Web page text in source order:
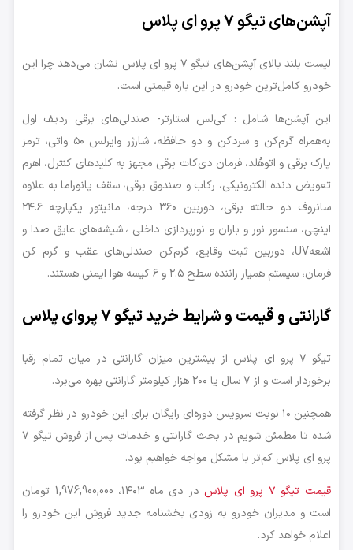
آپشن‌های تیگو ۷ پرو ای پلاس
لیست بلند بالای آپشن‌های تیگو ۷ پرو ای پلاس نشان می‌دهد چرا این
خودرو کامل‌ترین خودرو در این بازه قیمتی است.
این آپشن‌ها شامل : کی‌لس استارتر- صندلی‌های برقی ردیف اول
به‌همراه گرم‌کن و سردکن و دو حافظه، شارژر وایرلس ۵۰ واتی، ترمز
پارک برقی و اتوهُلد، فرمان دی‌کات برقی مجهز به کلیدهای کنترل، اهرم
تعویض دنده الکترونیکی، رکاب و صندوق برقی، سقف پانوراما به علاوه
سانروف دو حالته برقی، دوربین ۳۶۰ درجه، مانیتور یکپارچه ۲۴.۶
اینچی، سنسور نور و باران و نورپردازی داخلی ،.شیشه‌های عایق صدا و
اشعهUV، دوربین ثبت وقایع، گرم‌کن صندلی‌های عقب و گرم کن
فرمان، سیستم همیار راننده سطح ۲.۵ و ۶ کیسه هوا ایمنی هستند.
گارانتی و قیمت و شرایط خرید تیگو ۷ پروای پلاس
تیگو ۷ پرو ای پلاس از بیشترین میزان گارانتی در میان تمام رقبا
برخوردار است و از ۷ سال یا ۲۰۰ هزار کیلومتر گارانتی بهره می‌برد.
همچنین ۱۰ نوبت سرویس دوره‌ای رایگان برای این خودرو در نظر گرفته
شده تا مطمئن شویم در بحث گارانتی و خدمات پس از فروش تیگو ۷
پرو ای پلاس کم‌تر با مشکل مواجه خواهیم بود.
قیمت تیگو ۷ پرو ای پلاس
در دی ماه ۱۴۰۳، 1,976,900,000 تومان
است و مدیران خودرو به زودی بخشنامه جدید فروش این خودرو را
اعلام خواهد کرد.